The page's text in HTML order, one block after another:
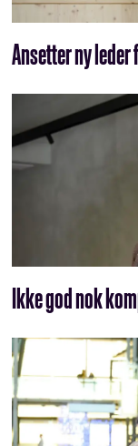
Ansetter ny
Ikke god nok